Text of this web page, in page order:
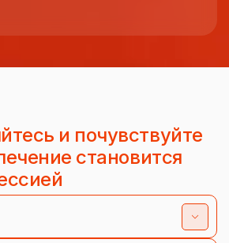
и почувствуйте
становится